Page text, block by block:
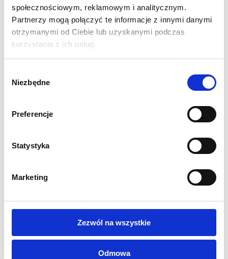
społecznościowym, reklamowym i analitycznym.
Partnerzy mogą połączyć te informacje z innymi danymi
otrzymanymi od Ciebie lub uzyskanymi podczas
korzystania z ich usług.
zgody
Niezbędne
Preferencje
Statystyka
Marketing
Zezwól na wszystkie
Odmowa
SPECYFIKACJA:
Wymiar fizyczny w mm: 700 (wys.) x 700 (szer.) x 20 (gł.)
Konstrukcja wykonana z aluminium anodowanego
Smukły profil 20mm
Szybki i łatwy montaż
Możliwość zawieszenia na taśmie dwustronnej
Całość dostaroczna w dedykowanym kartonie
Grafika drukowana metodą sublimacji na tkaninie
Display Stretch 230g/m2
kolorów